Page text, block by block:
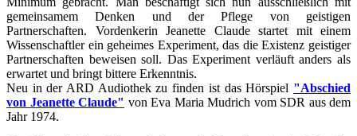
gemeinsamem Denken und der Pflege von geistigen
Partnerschaften. Vordenkerin Jeanette Claude startet mit einem
Wissenschaftler ein geheimes Experiment, das die Existenz geistiger
Partnerschaften beweisen soll. Das Experiment verläuft anders als
erwartet und bringt bittere Erkenntnis.
Neu in der ARD Audiothek zu finden ist das Hörspiel "Abschied
von Jeanette Claude" von Eva Maria Mudrich vom SDR aus dem
Jahr 1974.